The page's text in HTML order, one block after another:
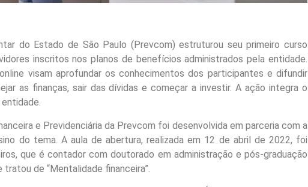
do Estado de São Paulo (Prevcom) estruturou seu primeiro curso
inscritos nos planos de benefícios administrados pela entidade.
visam aprofundar os conhecimentos dos participantes e difundir
as finanças, sair das dívidas e começar a investir. A ação integra o
e Previdenciária da Prevcom foi desenvolvida em parceria com a
do tema. A aula de abertura, realizada em 12 de abril de 2022, foi
que é contador com doutorado em administração e pós-graduação
de “Mentalidade financeira”.